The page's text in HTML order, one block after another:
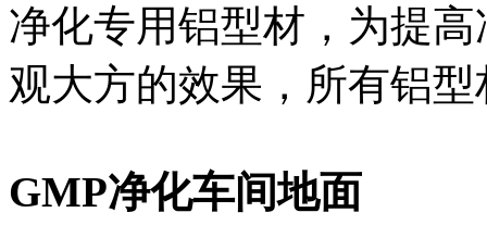
净化专用铝型材，为提
观大方的效果，所有铝
GMP净化车间地面